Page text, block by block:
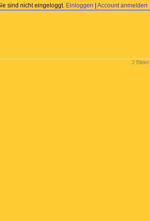
sind nicht eingeloggt. Einloggen Account anmelden
2 Bilder